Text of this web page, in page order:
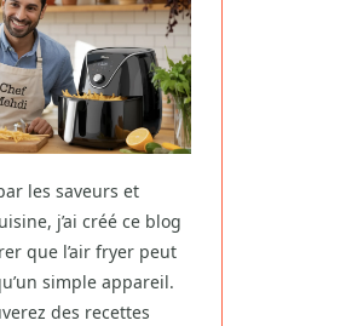
les saveurs et
j’ai créé ce blog
que l’air fryer peut
simple appareil.
des recettes